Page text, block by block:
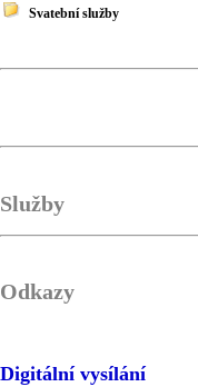
Svatební služby
Služby
Odkazy
Digitální vysílání